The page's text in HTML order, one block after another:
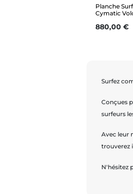
Planche
Cymatic
Prix
880,00 €
Surfez
Conçues
surfeurs
Avec leur
trouverez
N'hésitez